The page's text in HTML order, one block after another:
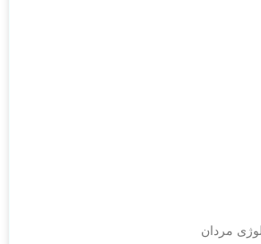
مردان